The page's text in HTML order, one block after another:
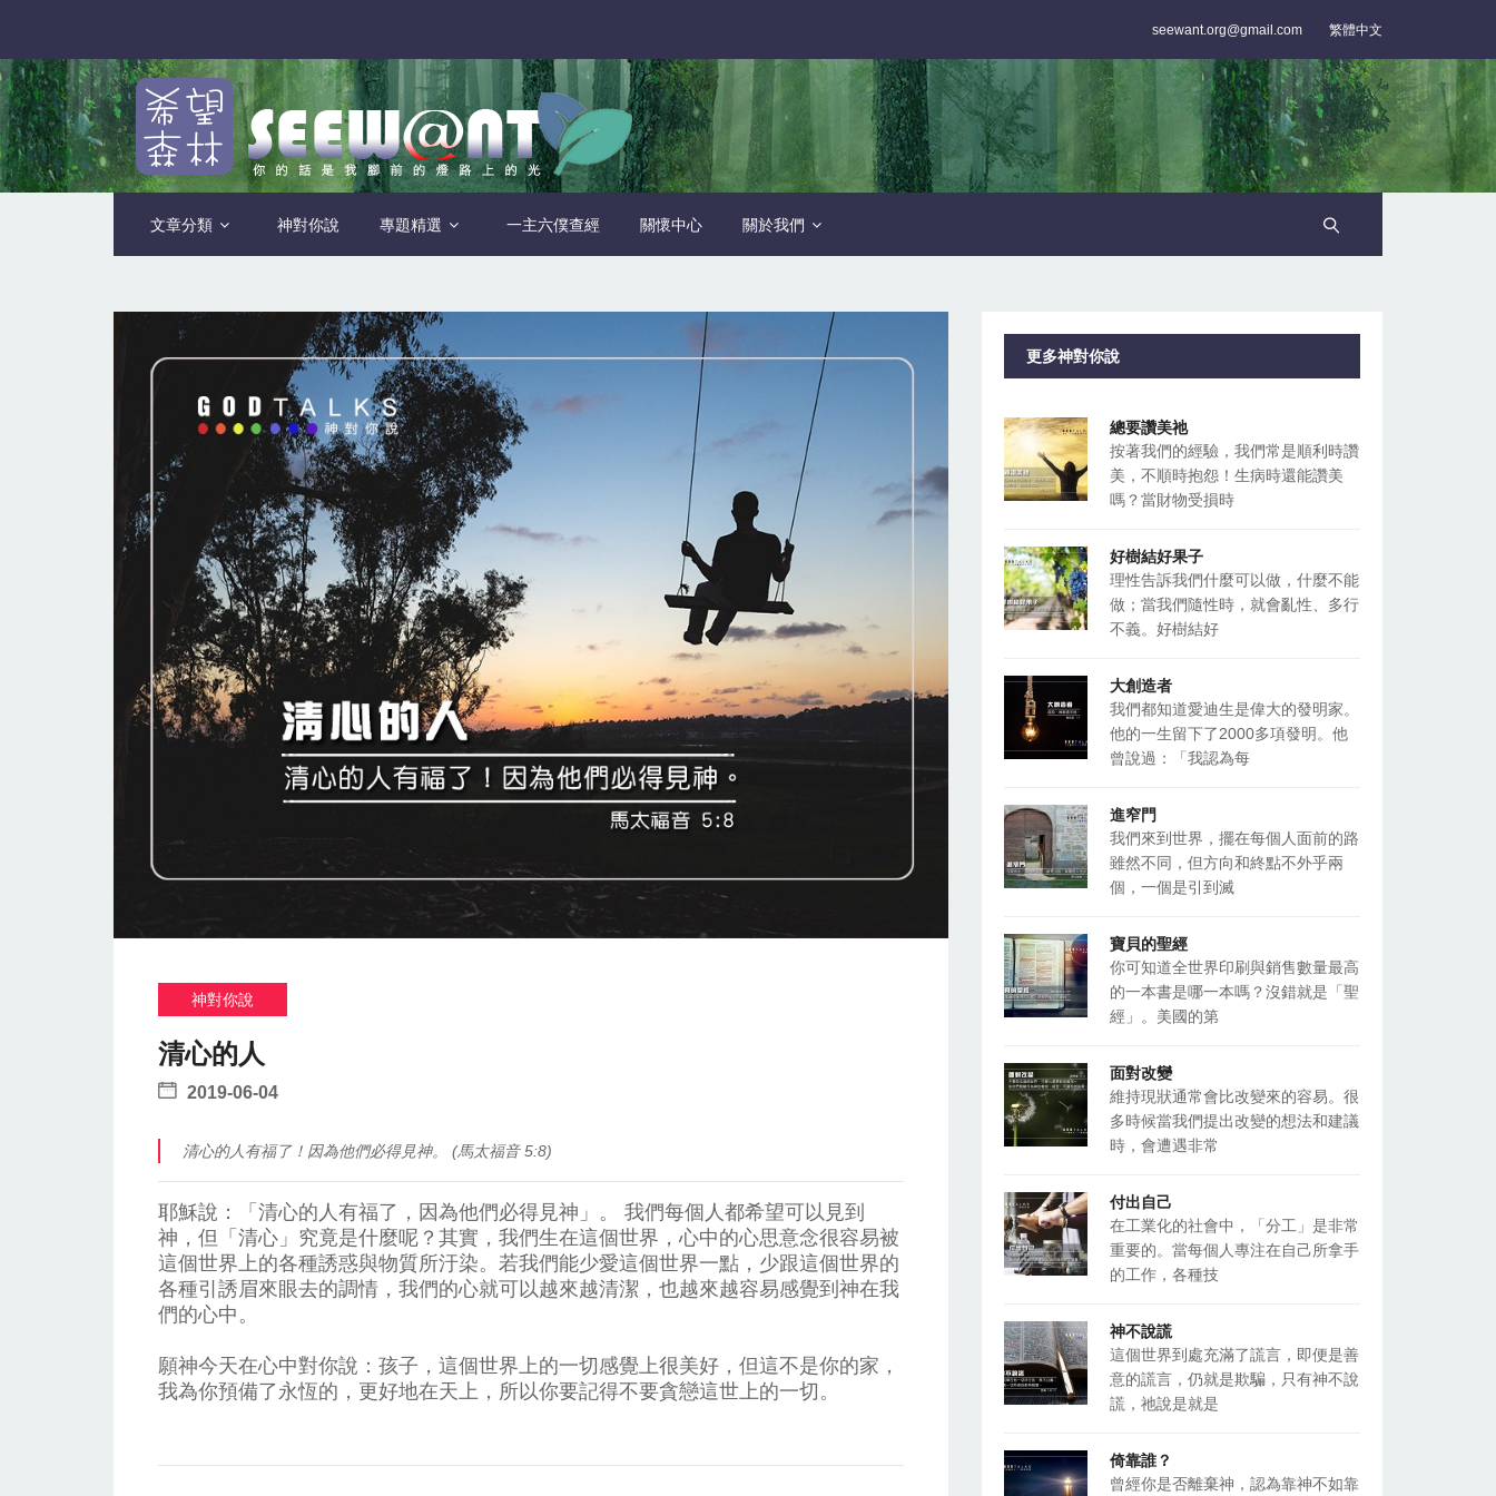
seewant.org@gmail.com 繁體中文
文章分類 神對你說 專題精選 一主六僕查經 關懷中心 關於我們
神對你說
清心的人
2019-06-04
清心的人有福了！因為他們必得見神。 (馬太福音 5:8)
耶穌說：「清心的人有福了，因為他們必得見神」。 我們每個人都希望可以見到
神，但「清心」究竟是什麼呢？其實，我們生在這個世界，心中的心思意念很容易被
這個世界上的各種誘惑與物質所汙染。若我們能少愛這個世界一點，少跟這個世界的
各種引誘眉來眼去的調情，我們的心就可以越來越清潔，也越來越容易感覺到神在我
們的心中。
願神今天在心中對你說：孩子，這個世界上的一切感覺上很美好，但這不是你的家，
我為你預備了永恆的，更好地在天上，所以你要記得不要貪戀這世上的一切。
更多神對你說
總要讚美祂
按著我們的經驗，我們常是順利時讚
美，不順時抱怨！生病時還能讚美
嗎？當財物受損時
好樹結好果子
理性告訴我們什麼可以做，什麼不能
做；當我們隨性時，就會亂性、多行
不義。好樹結好
大創造者
我們都知道愛迪生是偉大的發明家。
他的一生留下了2000多項發明。他
曾說過：「我認為每
進窄門
我們來到世界，擺在每個人面前的路
雖然不同，但方向和終點不外乎兩
個，一個是引到滅
寶貝的聖經
你可知道全世界印刷與銷售數量最高
的一本書是哪一本嗎？沒錯就是「聖
經」。美國的第
面對改變
維持現狀通常會比改變來的容易。很
多時候當我們提出改變的想法和建議
時，會遭遇非常
付出自己
在工業化的社會中，「分工」是非常
重要的。當每個人專注在自己所拿手
的工作，各種技
神不說謊
這個世界到處充滿了謊言，即便是善
意的謊言，仍就是欺騙，只有神不說
謊，祂說是就是
倚靠誰？
曾經你是否離棄神，認為靠神不如靠